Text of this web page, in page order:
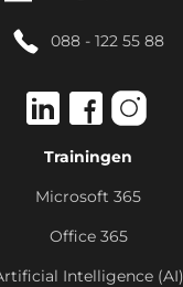
088 - 122 55 88
Trainingen
Microsoft 365
Office 365
Intelligence (AI)